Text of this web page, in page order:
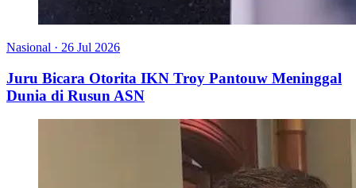
Nasional · 26 Jul 2026
Juru Bicara Otorita IKN Troy Pantouw Meninggal
Dunia di Rusun ASN